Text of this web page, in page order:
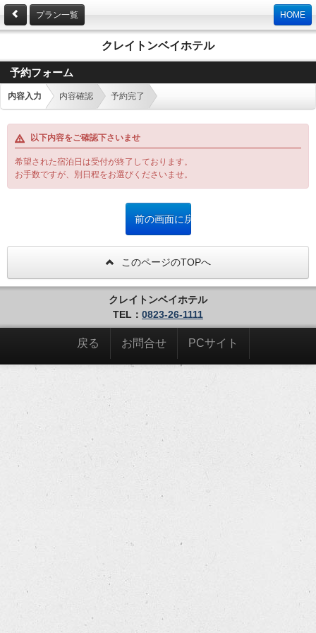
プラン一覧 HOME
クレイトンベイホテル
予約フォーム
内容入力 内容確認 予約完了
以下内容をご確認下さいませ
希望された宿泊日は受付が終了しております。
お手数ですが、別日程をお選びくださいませ。
このページのTOPへ
クレイトンベイホテル
TEL： 0823-26-1111
戻る お問合せ PCサイト